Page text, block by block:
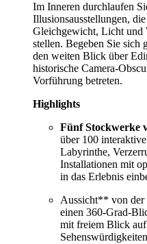
Im Inneren durchlaufen
Illusionsausstellungen,
Gleichgewicht, Licht und
stellen. Begeben Sie sich
den weiten Blick über
historische Camera-
Vorführung betreten.
Highlights
Fünf Stockwerke
über 100
Labyrinthe,
Installationen mit
in das Erlebnis
Aussicht** von der
einen 360-Grad-
mit freiem Blick